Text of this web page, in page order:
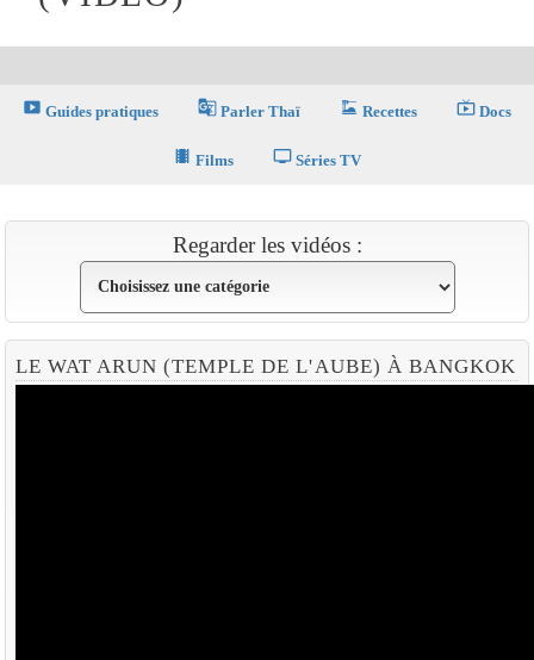
smart_display Guides pratiques g_translate Parler Thaï dinner_dining Recettes live_tv Docs
theaters Films tv Séries TV
Regarder les vidéos :
LE WAT ARUN (TEMPLE DE L'AUBE) À BANGKOK